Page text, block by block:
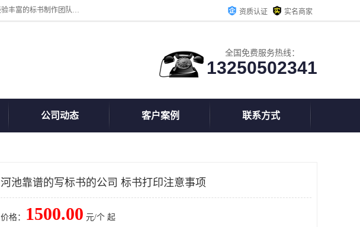
广州中赢信息科技有限公司主营：东莞代写标书公司、佛山代写标书公司、深圳代写标书公司等,食品类标书、工程类类标书,经验丰富的标书制作团队,24小时加急服务,多对一服务。 资质认证 实名商家
全国免费服务热线：
13250502341
公司动态 客户案例 联系方式
河池靠谱的写标书的公司 标书打印注意事项
价格： 1500.00 元/个 起